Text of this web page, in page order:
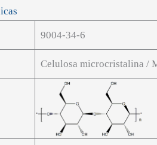
9004-34-6
Celulosa microcristalina /